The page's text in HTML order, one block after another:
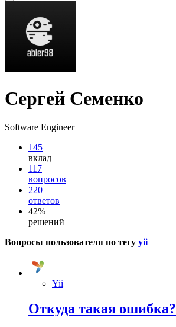
Сергей Семенко
Software Engineer
145
вклад
117
вопросов
220
ответов
42%
решений
Вопросы пользователя по тегу yii
Yii
Откуда такая ошибка?